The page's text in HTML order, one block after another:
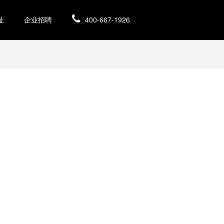
企业招聘 400-667-1926